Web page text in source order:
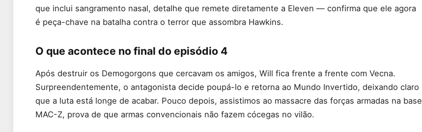
que inclui sangramento nasal, detalhe que remete diretamente a Eleven — confirma que ele agora
é peça-chave na batalha contra o terror que assombra Hawkins.
O que acontece no final do episódio 4
Após destruir os Demogorgons que cercavam os amigos, Will fica frente a frente com Vecna.
Surpreendentemente, o antagonista decide poupá-lo e retorna ao Mundo Invertido, deixando claro
que a luta está longe de acabar. Pouco depois, assistimos ao massacre das forças armadas na base
MAC-Z, prova de que armas convencionais não fazem cócegas no vilão.